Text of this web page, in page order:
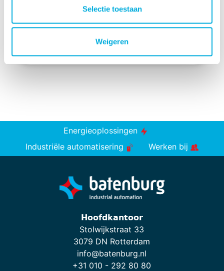
Selectie toestaan
Weigeren
ATEX gecertificeerd
EMC
Servotechnieken
Energieoplossingen
Industriële automatisering
Werken bij
𝗛𝗼𝗼𝗳𝗱𝗸𝗮𝗻𝘁𝗼𝗼𝗿
Stolwijkstraat 33
3079 DN Rotterdam
info@batenburg.nl
+31 010 - 292 80 80